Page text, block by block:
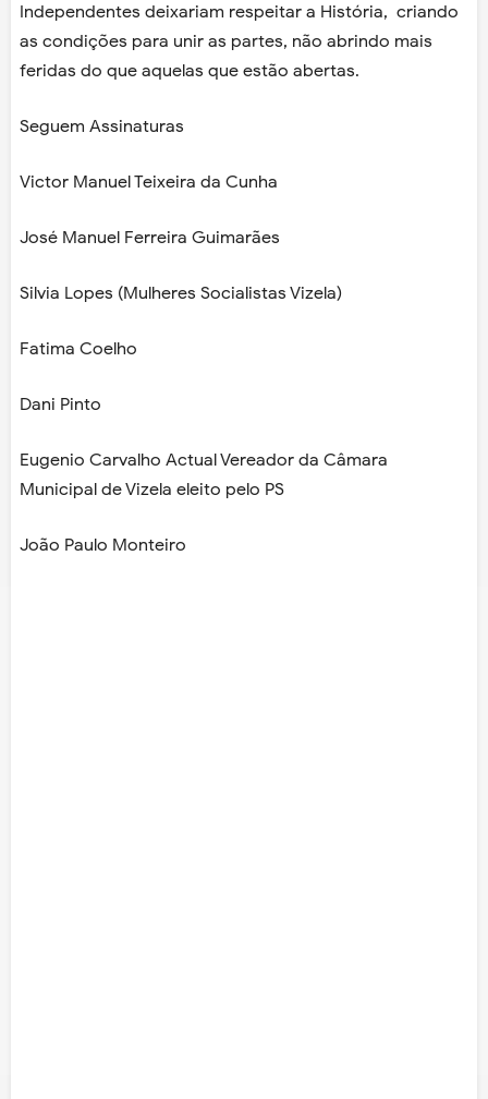
Independentes deixariam respeitar a História, criando
as condições para unir as partes, não abrindo mais
feridas do que aquelas que estão abertas.
Seguem Assinaturas
Victor Manuel Teixeira da Cunha
José Manuel Ferreira Guimarães
Silvia Lopes (Mulheres Socialistas Vizela)
Fatima Coelho
Dani Pinto
Eugenio Carvalho Actual Vereador da Câmara
Municipal de Vizela eleito pelo PS
João Paulo Monteiro